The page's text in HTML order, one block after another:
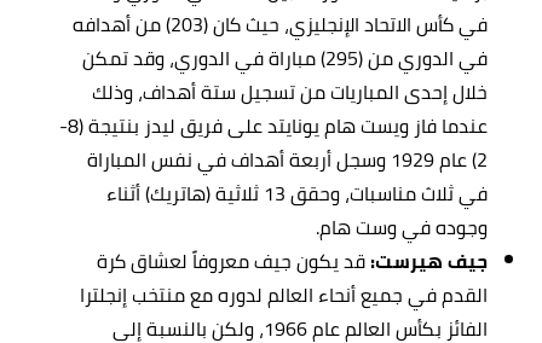
في كأس الاتحاد الإنجليزي، حيث كان (203) من أهدافه
في الدوري من (295) مباراة في الدوري، وقد تمكن
خلال إحدى المباريات من تسجيل ستة أهداف، وذلك
عندما فاز ويست هام يونايتد على فريق ليدز بنتيجة (8-
2) عام 1929 وسجل أربعة أهداف في نفس المباراة
في ثلاث مناسبات، وحقق 13 ثلاثية (هاتريك) أثناء
وجوده في وست هام.
جيف هيرست:قد يكون جيف معروفاً لعشاق كرة
القدم في جميع أنحاء العالم لدوره مع منتخب إنجلترا
الفائز بكأس العالم عام 1966، ولكن بالنسبة إلى